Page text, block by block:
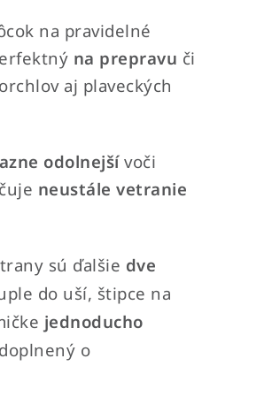
na pravidelné
na prepravu či
aj plaveckých
odolnejšívoči
neustále vetranie
sú ďalšie dve
do uší, štipce na
jednoducho
o